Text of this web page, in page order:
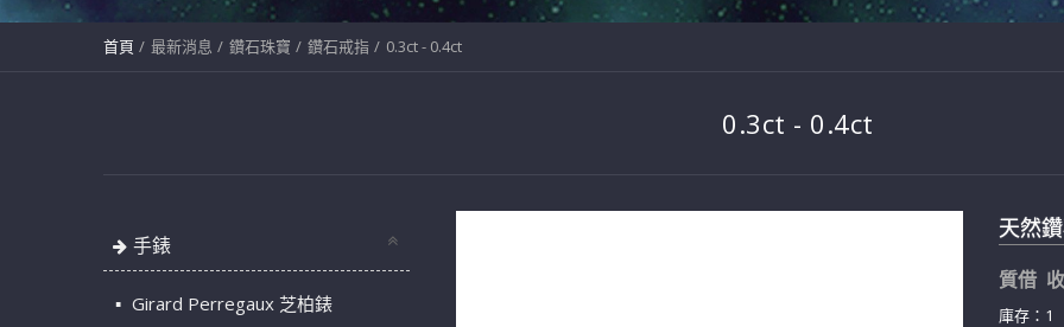
首頁 最新消息 鑽石珠寶 鑽石戒指 0.3ct - 0.4ct
0.3ct - 0.4ct
手錶
Girard Perregaux 芝柏錶
天然
質借
庫存：1